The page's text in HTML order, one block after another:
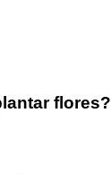
flores?